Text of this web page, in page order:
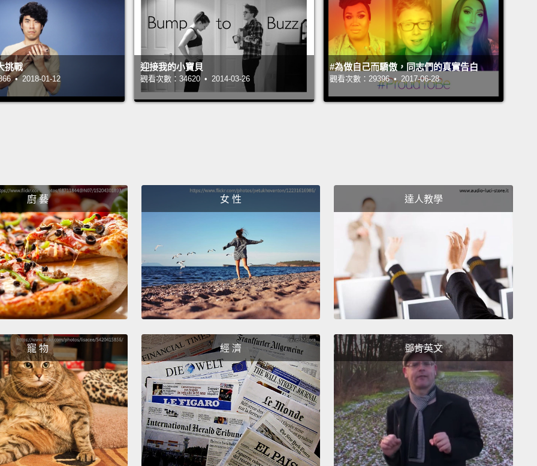
Yeah.
知道。
They're in love. Have you noticed that I haven't got a
girlfriend?
以結婚。
So, how would it make you feel if I married a man?
那，如果我跟男生結婚的話，你覺得怎麼樣？
If you marry a man, it's going to be so cool. Because I saw
in one movie, and in one movie, a man was in love with
another man,
and,
and then everyone was saying cool in
that video. Cool, cool, cool, cool!
如果你跟男生結婚的話，一定會很酷。因為我在一個電影裡面
看過，在一個電影裡面，有一個男生跟另一個男生談戀愛，然
後，然後電影裡大家都說很酷。酷、酷、酷、酷!
Love is love, love is love.
愛就是愛，愛就是愛。
挑戰
• 2018-01-12
迎接我的小寶貝
觀看次數：34620 • 2014-03-26
#為做自己而驕傲，同志們的真實告白
觀看次數：29396 • 2017-06-28
廚 藝 女 性 達人教學
寵 物 經 濟 鄧肯英文